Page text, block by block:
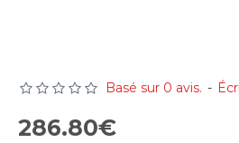
Basé sur 0 avis. -
286.80€